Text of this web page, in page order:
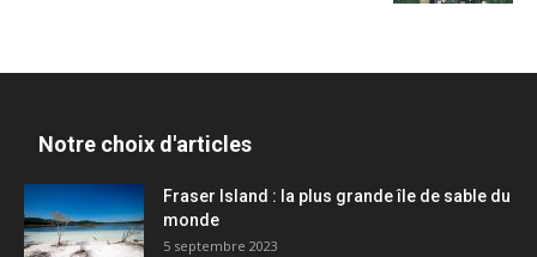
Notre choix d'articles
Fraser Island : la plus grande île de sable du
monde
5 septembre 2023